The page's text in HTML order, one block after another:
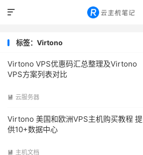

标签：Virtono
Virtono VPS优惠码汇总整理及Virtono
VPS方案列表对比
 云服务器
Virtono 美国和欧洲VPS主机购买教程 提
供10+数据中心
 主机文档